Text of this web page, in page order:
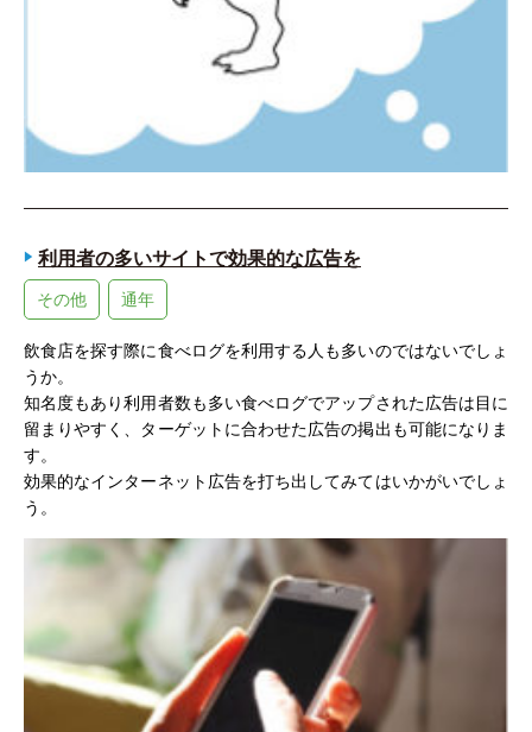
利用者の多いサイトで効果的な広告を
その他 通年
飲食店を探す際に食べログを利用する人も多いのではないでしょ
うか。
知名度もあり利用者数も多い食べログでアップされた広告は目に
留まりやすく、ターゲットに合わせた広告の掲出も可能になりま
す。
効果的なインターネット広告を打ち出してみてはいかがいでしょ
う。